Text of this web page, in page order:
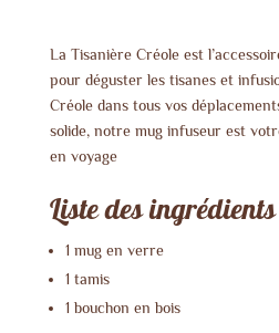
La Tisanière Créole est
pour déguster les tisanes et
Créole dans tous vos
solide, notre mug infuseur est
en voyage
Liste des
1 mug en verre
1 tamis
1 bouchon en bois